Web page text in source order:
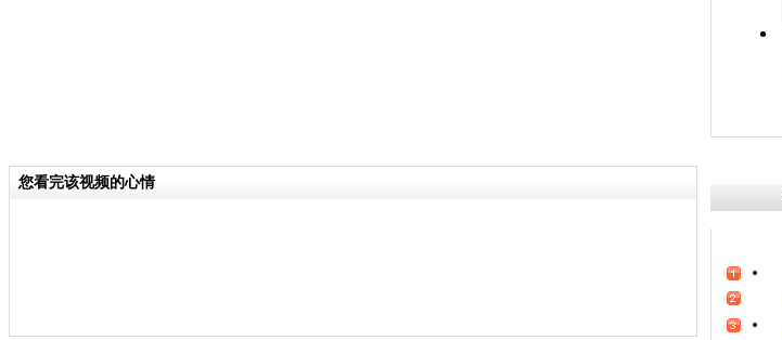
您看完该视频的心情